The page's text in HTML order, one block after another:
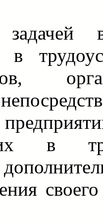
в
в